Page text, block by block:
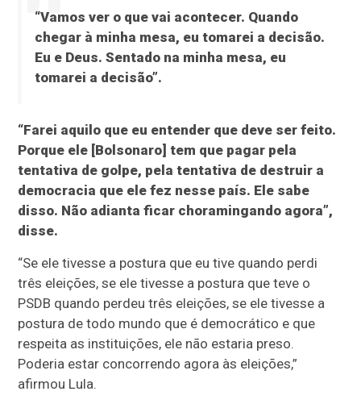
“Vamos ver o que vai acontecer. Quando
chegar à minha mesa, eu tomarei a decisão.
Eu e Deus. Sentado na minha mesa, eu
tomarei a decisão”.
“Farei aquilo que eu entender que deve ser feito.
Porque ele [Bolsonaro] tem que pagar pela
tentativa de golpe, pela tentativa de destruir a
democracia que ele fez nesse país. Ele sabe
disso. Não adianta ficar choramingando agora”,
disse.
“Se ele tivesse a postura que eu tive quando perdi
três eleições, se ele tivesse a postura que teve o
PSDB quando perdeu três eleições, se ele tivesse a
postura de todo mundo que é democrático e que
respeita as instituições, ele não estaria preso.
Poderia estar concorrendo agora às eleições,”
afirmou Lula.